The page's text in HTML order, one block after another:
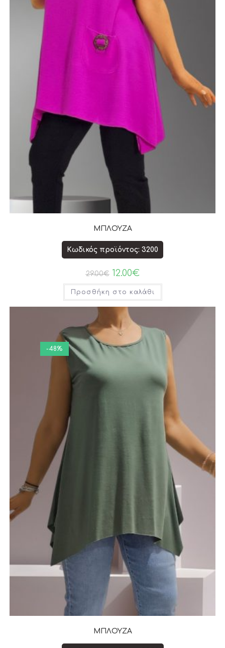
ΜΠΛΟΥΖΑ
Κωδικός προϊόντος: 3200
29.00€ 12.00€
Προσθήκη στο καλάθι
-48%
ΜΠΛΟΥΖΑ